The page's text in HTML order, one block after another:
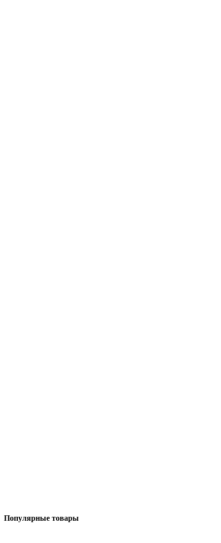
Популярные товары